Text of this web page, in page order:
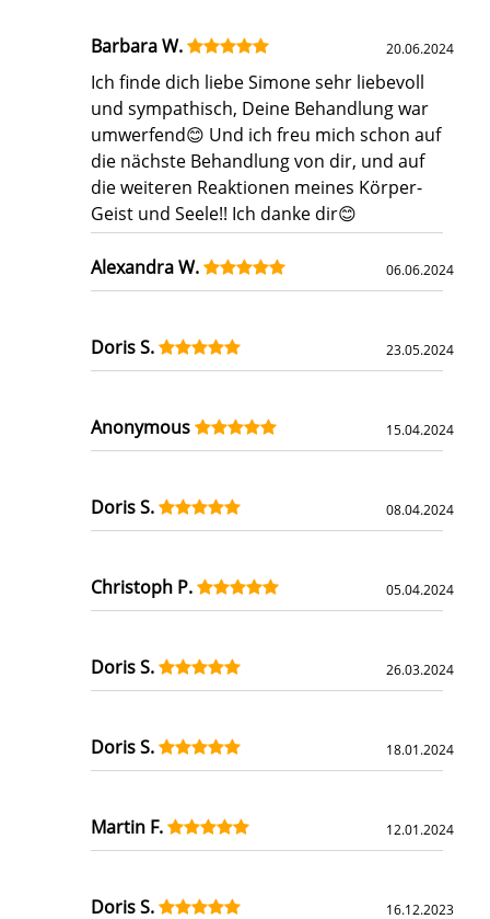
Barbara W. 20.06.2024
Ich finde dich liebe Simone sehr liebevoll
und sympathisch, Deine Behandlung war
umwerfend😊 Und ich freu mich schon auf
die nächste Behandlung von dir, und auf
die weiteren Reaktionen meines Körper-
Geist und Seele!! Ich danke dir😊
Alexandra W. 06.06.2024
Doris S. 23.05.2024
Anonymous 15.04.2024
Doris S. 08.04.2024
Christoph P. 05.04.2024
Doris S. 26.03.2024
Doris S. 18.01.2024
Martin F. 12.01.2024
Doris S. 16.12.2023